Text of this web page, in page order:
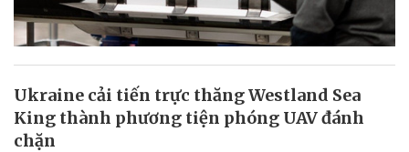
Ukraine cải tiến trực thăng Westland Sea
King thành phương tiện phóng UAV đánh
chặn